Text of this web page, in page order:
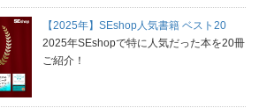
【2025年】SEshop人気書籍 ベスト20
2025年SEshopで特に人気だった本を20冊
ご紹介！